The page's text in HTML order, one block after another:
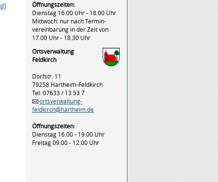
Öffnungszeiten:
Dienstag 16.00 Uhr - 18.00 Uhr
Mittwoch: nur nach Termin-
vereinbarung in der Zeit von
17.00 Uhr - 18.30 Uhr
Ortsverwaltung
Feldkirch
Dorfstr. 11
79258 Hartheim-Feldkirch
Tel: 07633 / 13 53 7
ortsverwaltung-
feldkirch@hartheim.de
Öffnungszeiten:
Dienstag 16.00 - 19.00 Uhr
Freitag 09.00 - 12.00 Uhr